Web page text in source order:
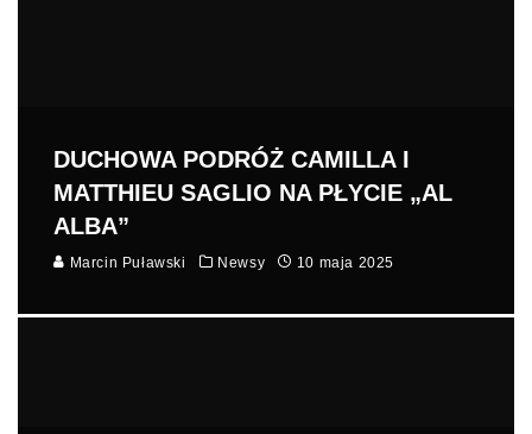
DUCHOWA PODRÓŻ CAMILLA I
MATTHIEU SAGLIO NA PŁYCIE „AL
ALBA”
Marcin Puławski Newsy 10 maja 2025